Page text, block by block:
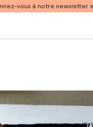
vous à notre newsletter